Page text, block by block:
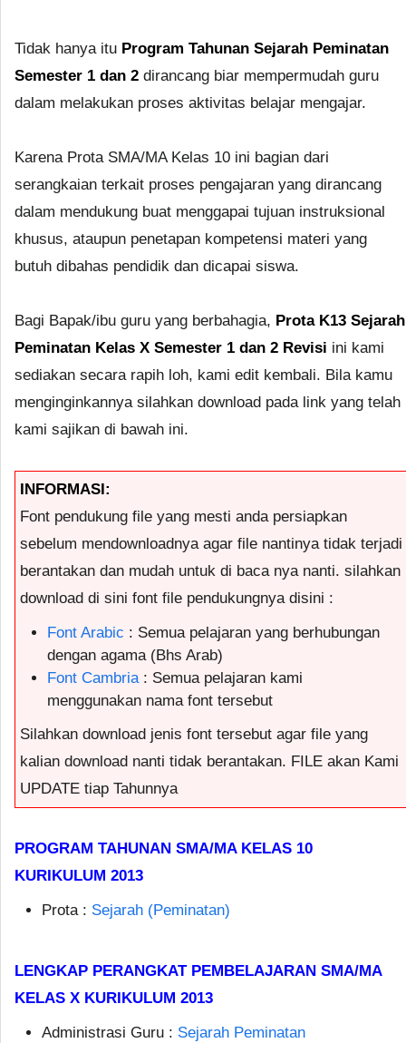
Tidak hanya itu Program Tahunan Sejarah Peminatan
Semester 1 dan 2 dirancang biar mempermudah guru
dalam melakukan proses aktivitas belajar mengajar.
Karena Prota SMA/MA Kelas 10 ini bagian dari
serangkaian terkait proses pengajaran yang dirancang
dalam mendukung buat menggapai tujuan instruksional
khusus, ataupun penetapan kompetensi materi yang
butuh dibahas pendidik dan dicapai siswa.
Bagi Bapak/ibu guru yang berbahagia, Prota K13 Sejarah
Peminatan Kelas X Semester 1 dan 2 Revisi ini kami
sediakan secara rapih loh, kami edit kembali. Bila kamu
menginginkannya silahkan download pada link yang telah
kami sajikan di bawah ini.
INFORMASI:
Font pendukung file yang mesti anda persiapkan
sebelum mendownloadnya agar file nantinya tidak terjadi
berantakan dan mudah untuk di baca nya nanti. silahkan
download di sini font file pendukungnya disini :
Font Arabic : Semua pelajaran yang berhubungan
dengan agama (Bhs Arab)
Font Cambria: Semua pelajaran kami
menggunakan nama font tersebut
Silahkan download jenis font tersebut agar file yang
kalian download nanti tidak berantakan. FILE akan Kami
UPDATE tiap Tahunnya
PROGRAM TAHUNAN SMA/MA KELAS 10
KURIKULUM 2013
Prota : Sejarah (Peminatan)
LENGKAP PERANGKAT PEMBELAJARAN SMA/MA
KELAS X KURIKULUM 2013
Administrasi Guru : Sejarah Peminatan